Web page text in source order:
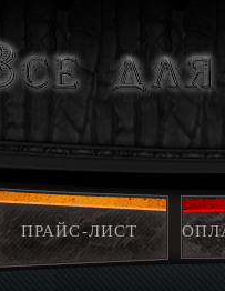
ПРАЙС-ЛИСТ